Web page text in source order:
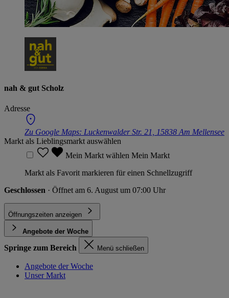
nah & gut Scholz
Adresse
Zu Google Maps: Luckenwalder Str. 21, 15838 Am Mellensee
Markt als Lieblingsmarkt auswählen
Mein Markt wählen Mein Markt
Markt als Favorit markieren für einen Schnellzugriff
Geschlossen · Öffnet am 6. August um 07:00 Uhr
Öffnungszeiten anzeigen
Angebote der Woche
Springe zum Bereich Menü schließen
Angebote der Woche
Unser Markt